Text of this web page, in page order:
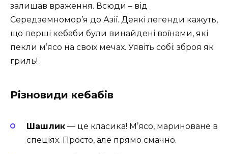
залишав враження. Всюди – від
Середземномор’я до Азії. Деякі легенди кажуть,
що перші кебаби були винайдені воїнами, які
пекли м’ясо на своїх мечах. Уявіть собі: зброя як
гриль!
Різновиди кебабів
Шашлик — це класика! М’ясо, мариноване в
спеціях. Просто, але прямо смачно.